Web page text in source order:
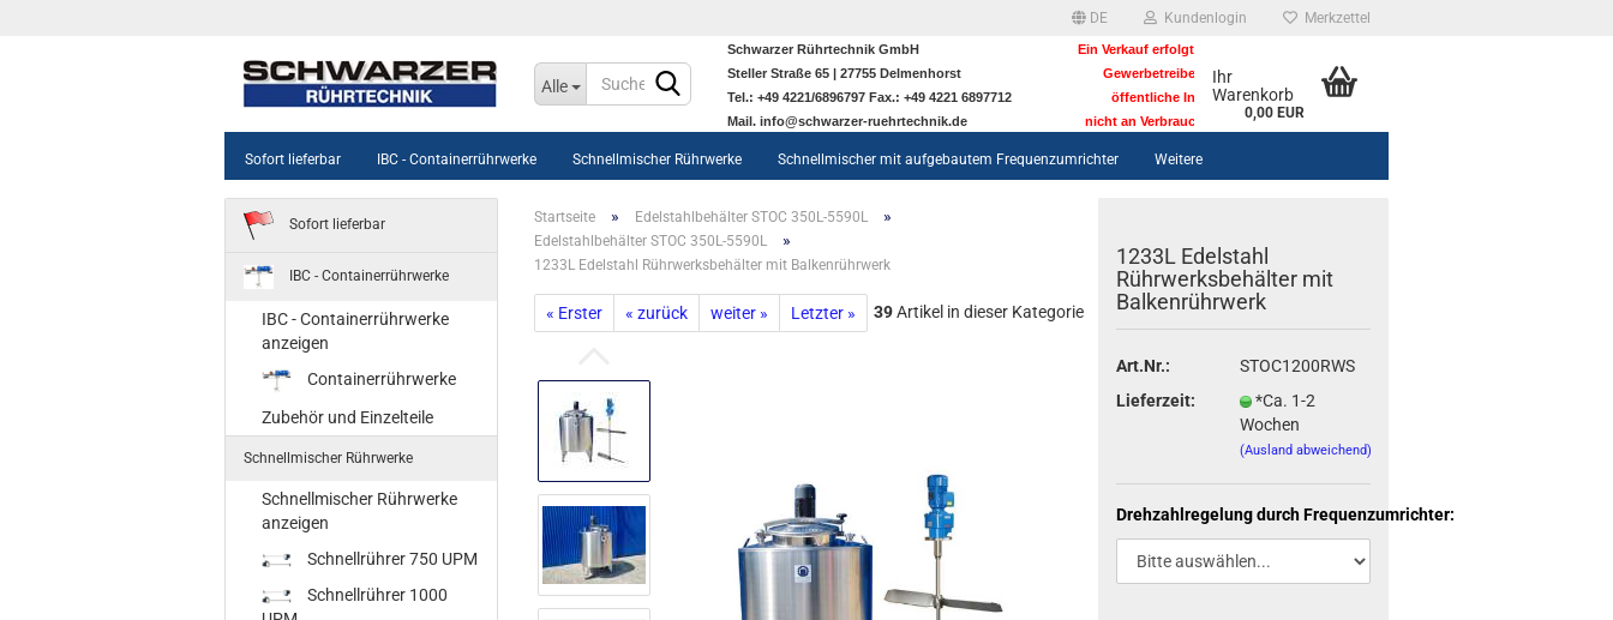
DE
Sprache auswählen
Kundenlogin Merkzettel
Alle
Schwarzer Rührtechnik GmbH
Steller Straße 65 | 27755 Delmenhorst
Tel.: +49 4221/6896797 Fax.: +49 4221 6897712
Mail. info@schwarzer-ruehrtechnik.de
Ein Verkauf erfolgt nur an Unternehmer,
Gewerbetreibende, Freiberufler,
öffentliche Institutionen und
nicht an Verbraucher i. S. v. § 13 BGB.
Ihr
Warenkorb
0,00 EUR
Sofort lieferbar IBC - Containerrührwerke Schnellmischer Rührwerke Schnellmischer mit aufgebautem Frequenzumrichter Weitere
Heiz-/kühlbare
Edelstahlbehälter STOC 350L-
5590L
Startseite » Edelstahlbehälter STOC 350L-5590L »
Edelstahlbehälter STOC 350L-5590L »
1233L Edelstahl Rührwerksbehälter mit Balkenrührwerk
« Erster « zurück weiter » Letzter » 39Artikel in dieser Kategorie
1233L Edelstahl
Rührwerksbehälter mit
Balkenrührwerk
Art.Nr.:
STOC1200RWS
Lieferzeit:
*Ca. 1-2
Wochen
(Ausland abweichend)
Drehzahlregelung durch Frequenzumrichter:
Sofort lieferbar
IBC - Containerrührwerke
IBC - Containerrührwerke
anzeigen
Containerrührwerke
Zubehör und Einzelteile
Schnellmischer Rührwerke
Schnellmischer Rührwerke
anzeigen
Schnellrührer 750 UPM
Schnellrührer 1000